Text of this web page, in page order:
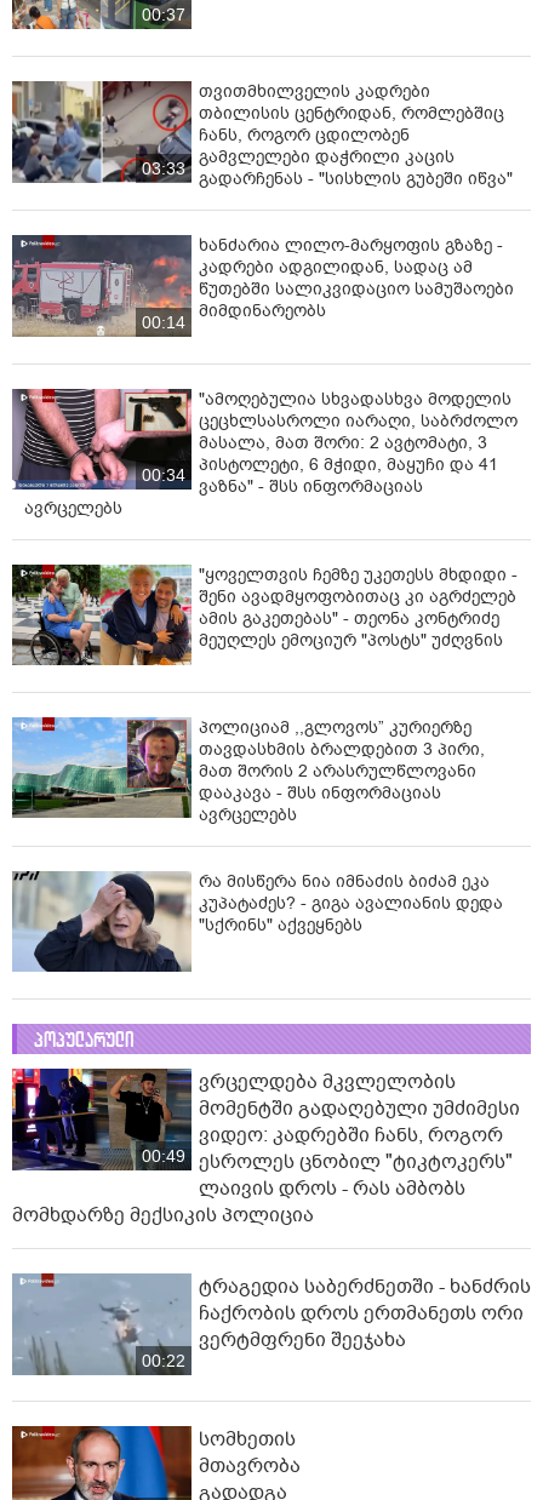
00:37
03:33
თვითმხილველის კადრები
თბილისის ცენტრიდან, რომლებშიც
ჩანს, როგორ ცდილობენ
გამვლელები დაჭრილი კაცის
გადარჩენას - "სისხლის გუბეში იწვა"
00:14
ხანძარია ლილო-მარყოფის გზაზე -
კადრები ადგილიდან, სადაც ამ
წუთებში სალიკვიდაციო სამუშაოები
მიმდინარეობს
00:34
"ამოღებულია სხვადასხვა მოდელის
ცეცხლსასროლი იარაღი, საბრძოლო
მასალა, მათ შორი: 2 ავტომატი, 3
პისტოლეტი, 6 მჭიდი, მაყუჩი და 41
ვაზნა" - შსს ინფორმაციას
ავრცელებს
"ყოველთვის ჩემზე უკეთესს მხდიდი -
შენი ავადმყოფობითაც კი აგრძელებ
ამის გაკეთებას" - თეონა კონტრიძე
მეუღლეს ემოციურ "პოსტს" უძღვნის
პოლიციამ ,,გლოვოს” კურიერზე
თავდასხმის ბრალდებით 3 პირი,
მათ შორის 2 არასრულწლოვანი
დააკავა - შსს ინფორმაციას
ავრცელებს
რა მისწერა ნია იმნაძის ბიძამ ეკა
კუპატაძეს? - გიგა ავალიანის დედა
"სქრინს" აქვეყნებს
პოპულარული
00:49
ვრცელდება მკვლელობის
მომენტში გადაღებული უმძიმესი
ვიდეო: კადრებში ჩანს, როგორ
ესროლეს ცნობილ "ტიკტოკერს"
ლაივის დროს - რას ამბობს
მომხდარზე მექსიკის პოლიცია
00:22
ტრაგედია საბერძნეთში - ხანძრის
ჩაქრობის დროს ერთმანეთს ორი
ვერტმფრენი შეეჯახა
სომხეთის
მთავრობა
გადადგა